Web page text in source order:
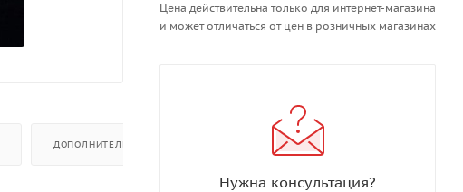
ДОПОЛНИТЕЛЬНО
Цена действительна только для интернет-магазина
и может отличаться от цен в розничных магазинах
Нужна консультация?